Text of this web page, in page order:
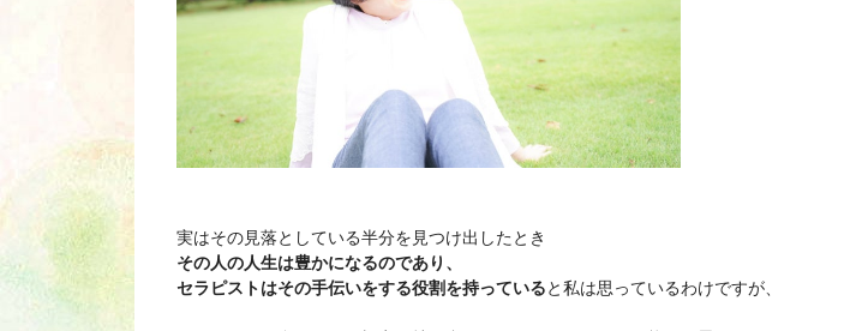
実はその見落としている半分を見つけ出したとき
その人の人生は豊かになるのであり、
セラピストはその手伝いをする役割を持っていると私は思っているわけですが、